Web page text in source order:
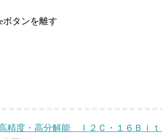
ボタンを離す
精度・高分解能 Ｉ２Ｃ・１６Ｂｉ